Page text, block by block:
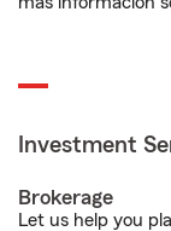
Investment
Brokerage
Let us help you